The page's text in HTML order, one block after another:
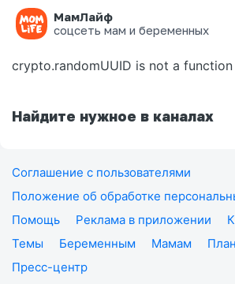
МамЛайф
соцсеть мам и беременных
Ошибка на странице
crypto.randomUUID is not a function
Найдите нужное в каналах
Соглашение с пользователями
Положение об обработке
Помощь
Реклама в приложении
Темы
Беременным Мамам
Пресс-центр